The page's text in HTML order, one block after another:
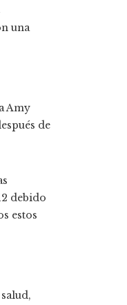
una
Amy
de
debido
estos